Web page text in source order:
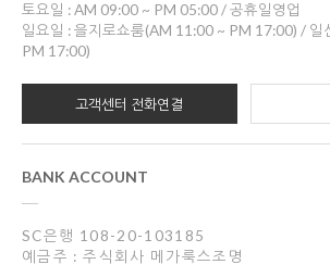
토요일 : AM 09:00 ~ PM 05:00 / 공휴일영업
일요일 : 을지로쇼룸(AM 11:00 ~ PM 17:00) / 일
PM 17:00)
고객센터 전화연결
BANK ACCOUNT
SC은행 108-20-103185
예금주 : 주식회사 메가룩스조명